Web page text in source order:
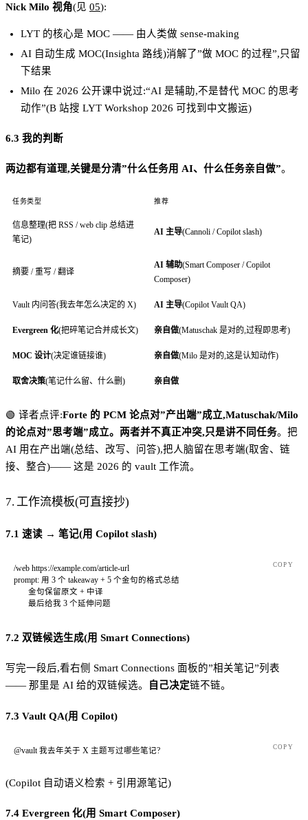
Nick Milo 视角(见 05):
LYT 的核心是 MOC —— 由人类做 sense-making
AI 自动生成 MOC(Insighta 路线)消解了”做 MOC 的过程”,只留
下结果
Milo 在 2026 公开课中说过:“AI 是辅助,不是替代 MOC 的思考
动作”(B 站搜 LYT Workshop 2026 可找到中文搬运)
6.3 我的判断
两边都有道理,关键是分清”什么任务用 AI、什么任务亲自做”。
任务类型 推荐
信息整理(把 RSS / web clip 总结进
笔记)
AI 主导(Cannoli / Copilot slash)
摘要 / 重写 / 翻译
AI 辅助(Smart Composer / Copilot
Composer)
Vault 内问答(我去年怎么决定的 X) AI 主导(Copilot Vault QA)
Evergreen 化(把碎笔记合并成长文) 亲自做(Matuschak 是对的,过程即思考)
MOC 设计(决定谁链接谁) 亲自做(Milo 是对的,这是认知动作)
取舍决策(笔记什么留、什么删) 亲自做
🟢 译者点评:Forte 的 PCM 论点对”产出端”成立,Matuschak/Milo
的论点对”思考端”成立。两者并不真正冲突,只是讲不同任务。把
AI 用在产出端(总结、改写、问答),把人脑留在思考端(取舍、链
接、整合)—— 这是 2026 的 vault 工作流。
7. 工作流模板(可直接抄)
7.1 速读 → 笔记(用 Copilot slash)
/web https://example.com/article-url
prompt: 用 3 个 takeaway + 5 个金句的格式总结
       金句保留原文 + 中译
       最后给我 3 个延伸问题
COPY
7.2 双链候选生成(用 Smart Connections)
写完一段后,看右侧 Smart Connections 面板的”相关笔记”列表
—— 那里是 AI 给的双链候选。
自己决定链不链。
7.3 Vault QA(用 Copilot)
@vault 我去年关于 X 主题写过哪些笔记? COPY
(Copilot 自动语义检索 + 引用源笔记)
7.4 Evergreen 化(用 Smart Composer)